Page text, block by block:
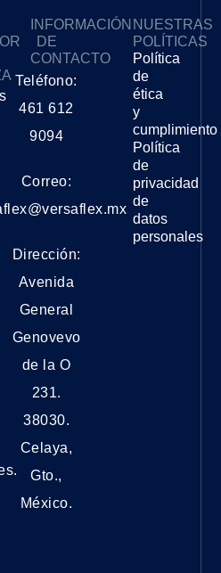
INFORMACIÓN
DE
CONTACTO
Teléfono:
461 612
9094
Correo:
Dirección:
Avenida
General
Genovevo
de la O
231.
38030.
Celaya,
Gto.,
México.
NUESTRAS
POLÍTICAS
Política
de
ética
y
cumplimiento
Política
de
privacidad
de
datos
personales